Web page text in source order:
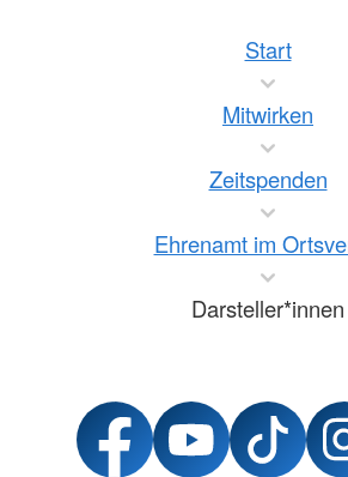
Start
Mitwirken
Zeitspenden
Ehrenamt im
Darsteller*innen